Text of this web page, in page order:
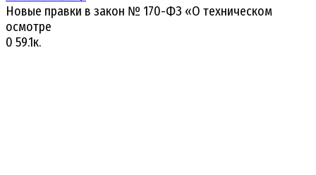
Новые правки в закон № 170-ФЗ «О техническом
осмотре
0 59.1к.